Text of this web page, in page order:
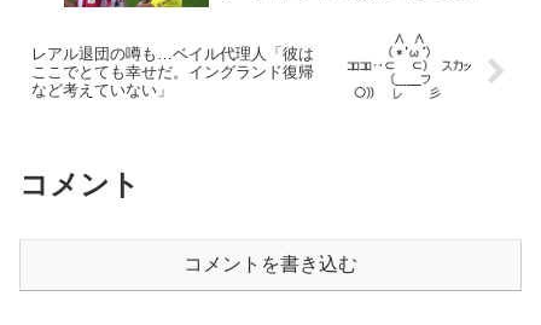
レアル退団の噂も…ベイル代理人「彼は
ここでとても幸せだ。イングランド復帰
など考えていない」
コメント
コメントを書き込む